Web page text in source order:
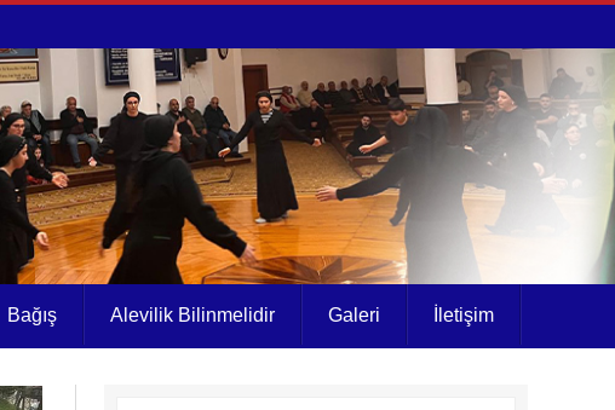
Bağış Alevilik Bilinmelidir Galeri İletişim